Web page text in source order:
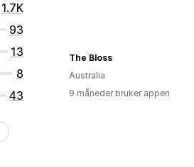
1.7K
93
13
8
43
The Bloss
Australia
9 måneder bruker appen